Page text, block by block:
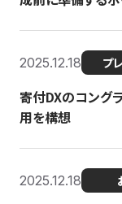
2025.12.18 プ
寄付DXのコング
用を構想
2025.12.18